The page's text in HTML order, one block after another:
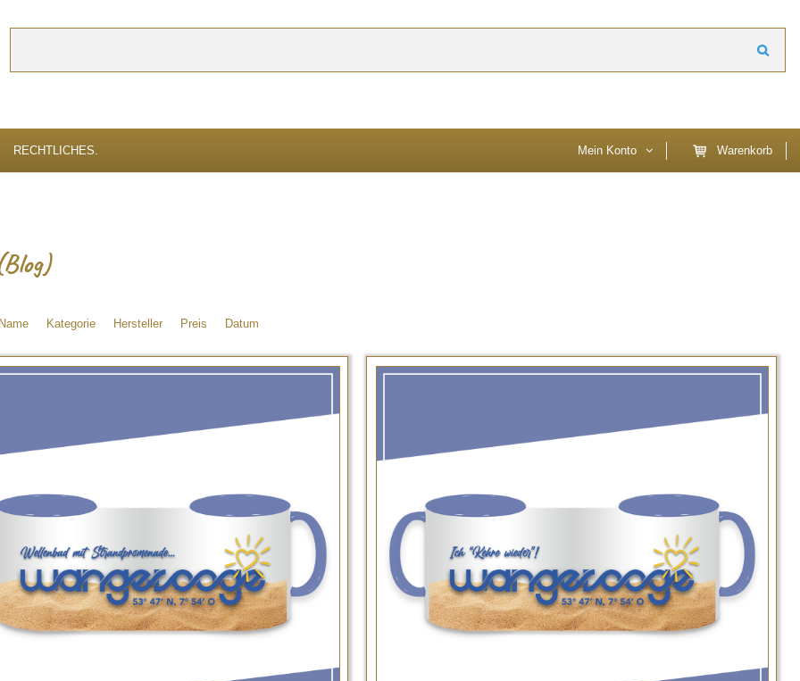
verwenden wir Cookies. Durch die weitere Nutzung der Webseite stimmen Sie der Verwendung von Cookies zu. Weitere Informationen zu Cookies
RECHTLICHES. Mein Konto Warenkorb
Kategorie Hersteller Preis Datum